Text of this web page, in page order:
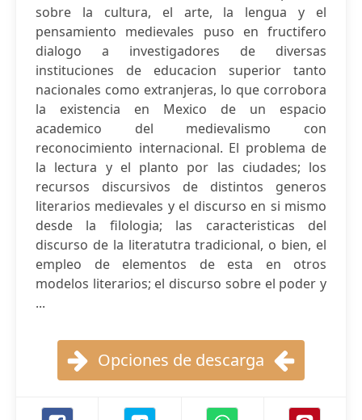
sobre la cultura, el arte, la lengua y el
pensamiento medievales puso en fructifero
dialogo a investigadores de diversas
instituciones de educacion superior tanto
nacionales como extranjeras, lo que corrobora
la existencia en Mexico de un espacio
academico del medievalismo con
reconocimiento internacional. El problema de
la lectura y el planto por las ciudades; los
recursos discursivos de distintos generos
literarios medievales y el discurso en si mismo
desde la filologia; las caracteristicas del
discurso de la literatutra tradicional, o bien, el
empleo de elementos de esta en otros
modelos literarios; el discurso sobre el poder y
...
Opciones de descarga